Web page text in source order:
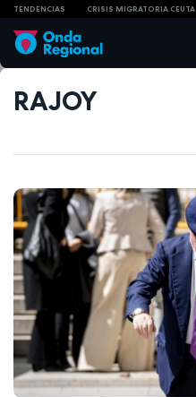
TENDENCIAS CRISIS MIGRATORIA CEUTA
RAJOY